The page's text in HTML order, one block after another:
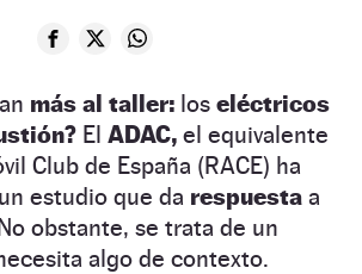
más al taller: los eléctricos
El ADAC, el equivalente
Club de España (RACE) ha
estudio que da respuesta a
obstante, se trata de un
algo de contexto.